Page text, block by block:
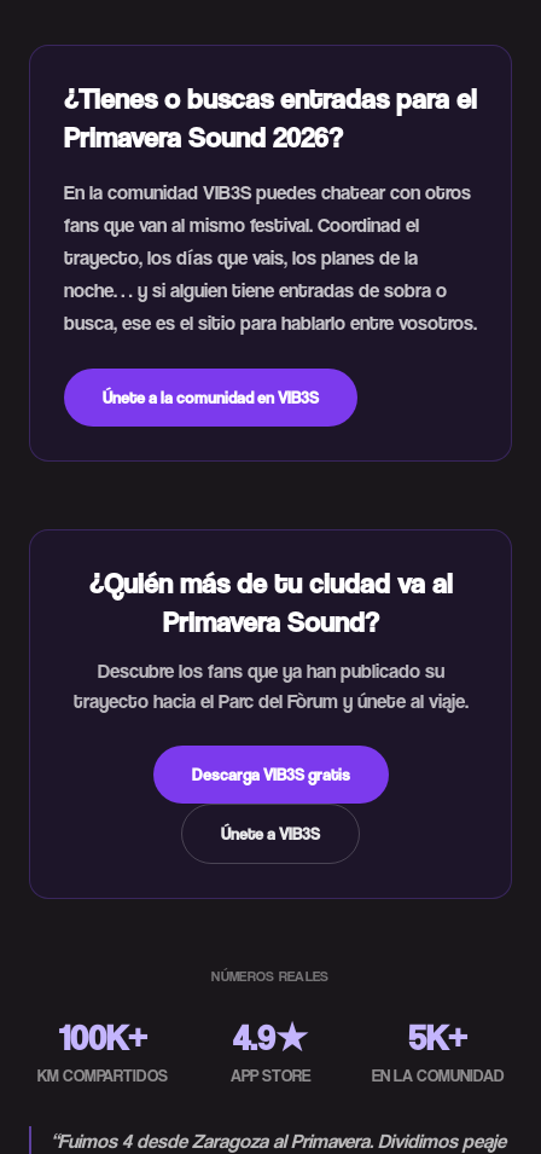
¿Tienes o buscas entradas para el
Primavera Sound 2026?
En la comunidad VIB3S puedes chatear con otros
fans que van al mismo festival. Coordinad el
trayecto, los días que vais, los planes de la
noche… y si alguien tiene entradas de sobra o
busca, ese es el sitio para hablarlo entre vosotros.
Únete a la comunidad en VIB3S
¿Quién más de tu ciudad va al
Primavera Sound?
Descubre los fans que ya han publicado su
trayecto hacia el Parc del Fòrum y únete al viaje.
Descarga VIB3S gratis
Únete a VIB3S
NÚMEROS REALES
100K+
KM COMPARTIDOS
4.9★
APP STORE
5K+
EN LA COMUNIDAD
“Fuimos 4 desde Zaragoza al Primavera. Dividimos peaje